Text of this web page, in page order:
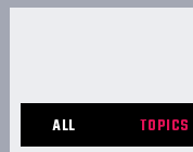
ALL TOPICS